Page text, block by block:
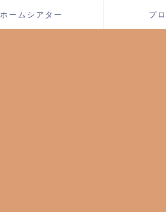
ホームシアター プ